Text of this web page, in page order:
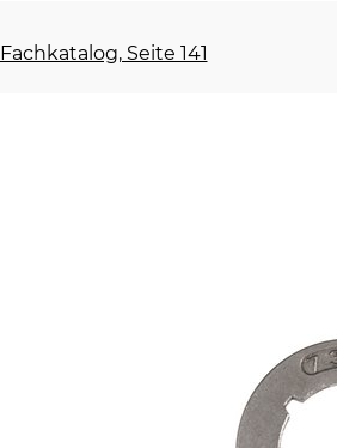
Fachkatalog, Seite 141